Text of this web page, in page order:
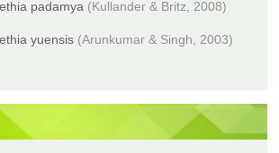
padamya (Kullander & Britz, 2008)
yuensis (Arunkumar & Singh, 2003)